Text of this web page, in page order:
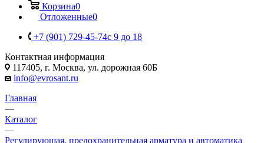
Корзина0
Отложенные0
+7 (901) 729-45-74c 9 до 18
Контактная информация
117405, г. Москва, ул. дорожная 60Б
info@evrosant.ru
Главная
—
Каталог
—
Регулирующая, предохранительная арматура и автоматика